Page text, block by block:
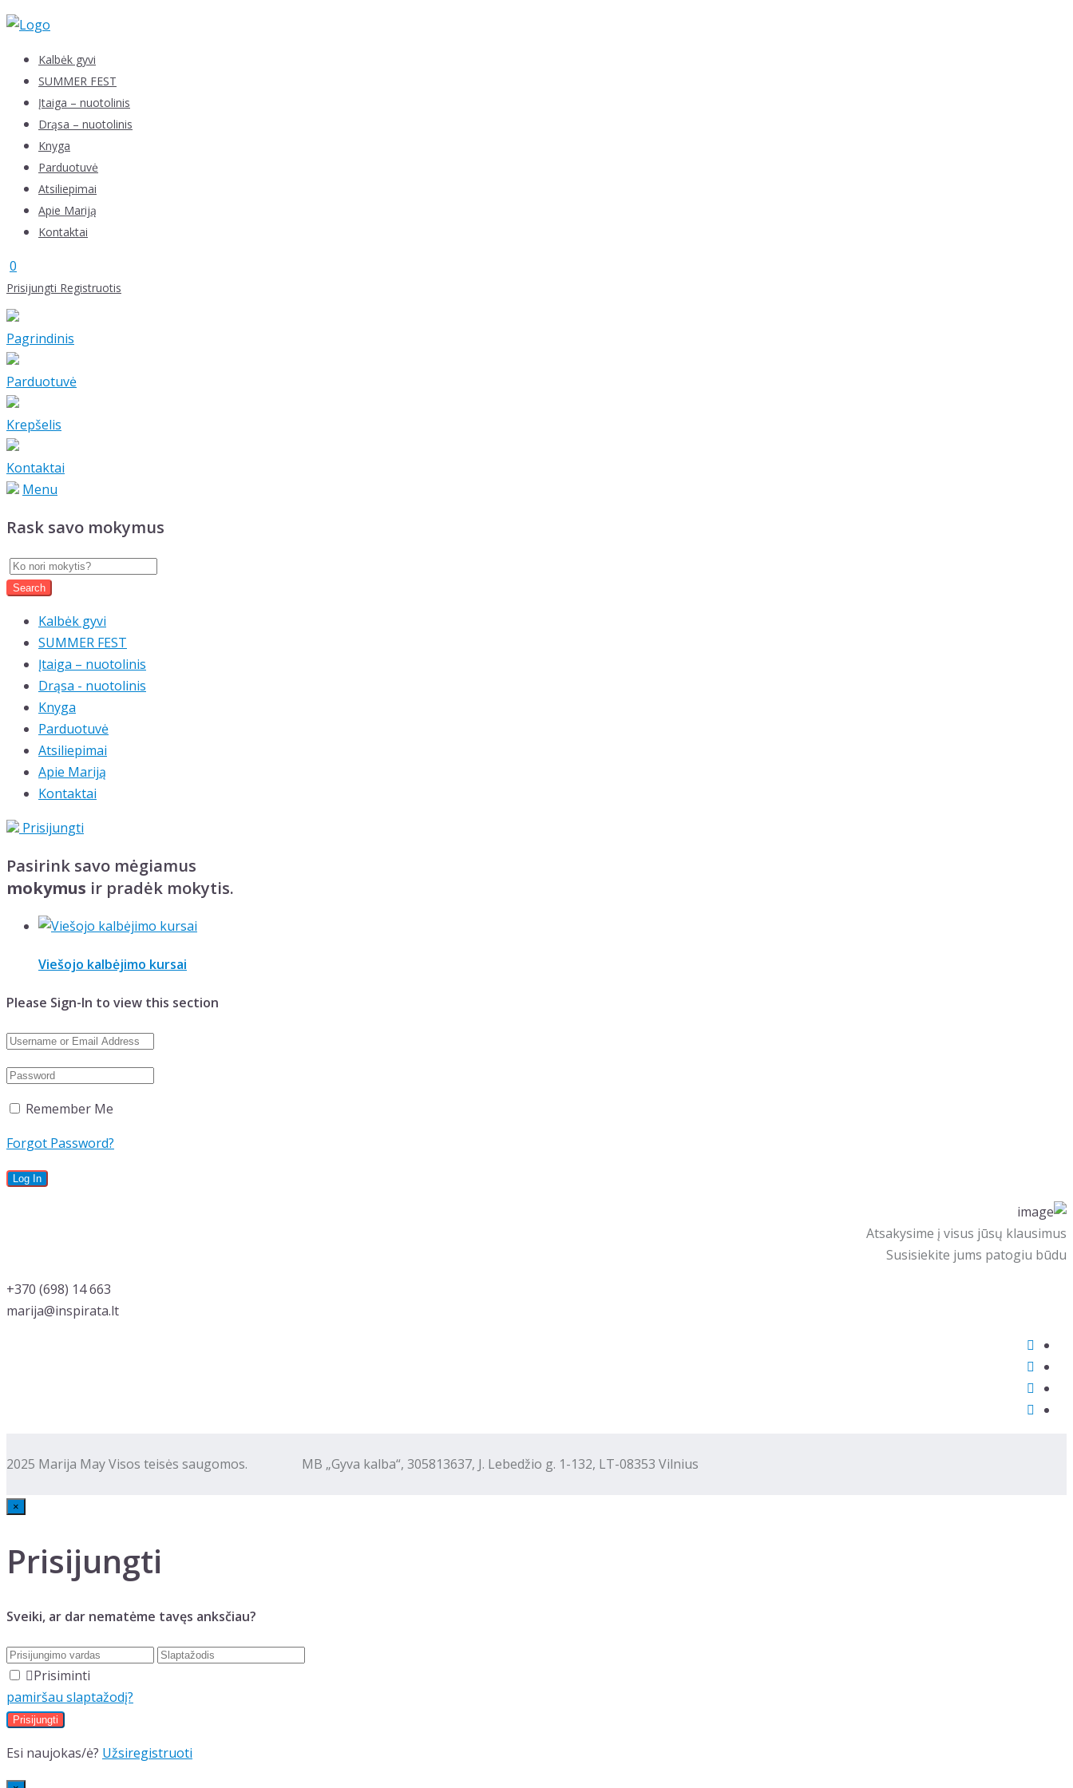
Skip
contentKalbėk gyvi
SUMMER FEST
Įtaiga – nuotolinis
Drąsa – nuotolinis
Knyga
Parduotuvė
Atsiliepimai
Apie Mariją
Kontaktai
0
Prisijungti Registruotis
Pagrindinis
Parduotuvė
Krepšelis
Kontaktai
Menu
Rask savo mokymus
Kalbėk gyvi
SUMMER FEST
Įtaiga – nuotolinis
Drąsa - nuotolinis
Knyga
Parduotuvė
Atsiliepimai
Apie Mariją
Kontaktai
Prisijungti
Pasirink savo mėgiamus
mokymus ir pradėk mokytis.
Viešojo kalbėjimo kursai
Please Sign-In to view this section
Remember Me
Forgot Password?
Atsakysime į visus jūsų klausimus
Susisiekite jums patogiu būdu
‭+370 (698) 14 663
marija@inspirata.lt
2025 Marija May Visos teisės saugomos. MB „Gyva kalba“, 305813637, J. Lebedžio g. 1-132, LT-08353 Vilnius
×
Prisijungti
Sveiki, ar dar nematėme tavęs anksčiau?
Prisiminti
pamiršau slaptažodį?
Esi naujokas/ė? Užsiregistruoti